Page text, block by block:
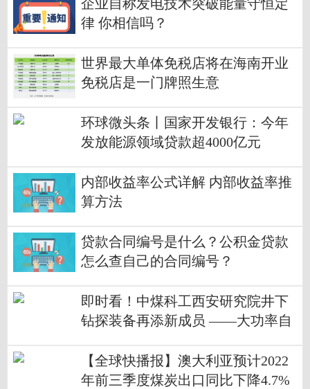
企业自称发电技术突破能量守恒定
律 你相信吗？
世界最大单体免税店将在海南开业
免税店是一门牌照生意
环球微头条丨国家开发银行：今年
发放能源领域贷款超4000亿元
内部收益率公式详解 内部收益率推
算方法
贷款合同编号是什么？公积金贷款
怎么查自己的合同编号？
即时看！中煤科工西安研究院井下
钻探装备再添新成员 ——大功率自
【全球快播报】澳大利亚预计2022
年前三季度煤炭出口同比下降4.7%